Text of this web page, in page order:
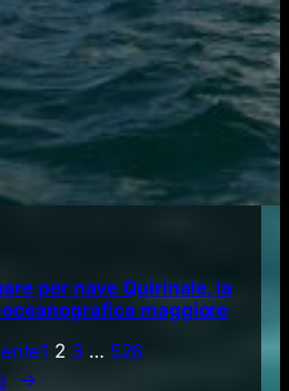
per nave Quirinale, la
maggiore
1 2 3 … 526
→